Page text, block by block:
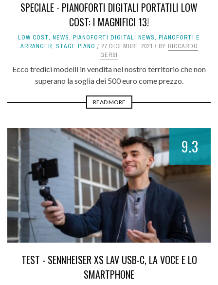
SPECIALE - PIANOFORTI DIGITALI PORTATILI LOW
COST: I MAGNIFICI 13!
LOW COST, NEWS, PIANOFORTI DIGITALI NEWS, PIANOFORTI E
ARRANGER, STAGE PIANO 27 DICEMBRE 2021 BY RICCARDO
GERBI
Ecco tredici modelli in vendita nel nostro territorio che non
superano la soglia dei 500 euro come prezzo.
READ MORE
9.3
TEST - SENNHEISER XS LAV USB-C, LA VOCE E LO
SMARTPHONE